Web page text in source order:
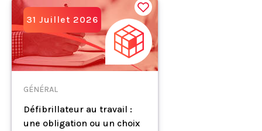
31 Juillet 2026
GÉNÉRAL
Défibrillateur au travail :
une obligation ou un choix